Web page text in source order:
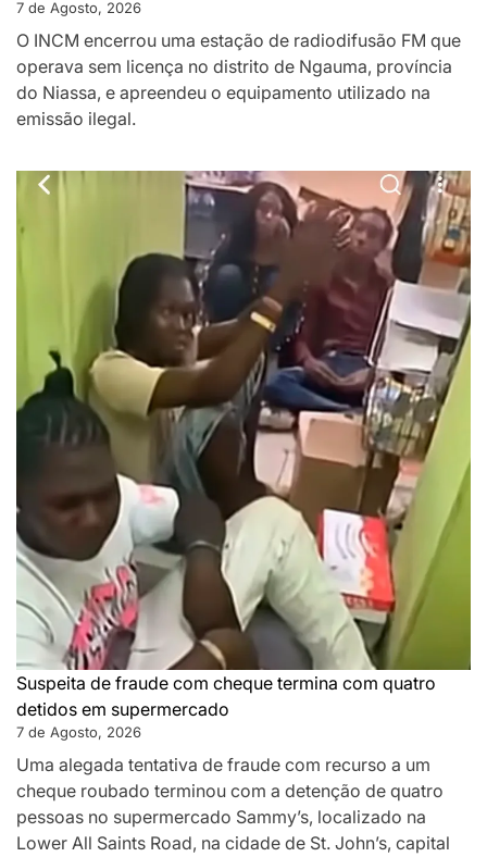
7 de Agosto, 2026
O INCM encerrou uma estação de radiodifusão FM que
operava sem licença no distrito de Ngauma, província
do Niassa, e apreendeu o equipamento utilizado na
emissão ilegal.
Suspeita de fraude com cheque termina com quatro
detidos em supermercado
7 de Agosto, 2026
Uma alegada tentativa de fraude com recurso a um
cheque roubado terminou com a detenção de quatro
pessoas no supermercado Sammy’s, localizado na
Lower All Saints Road, na cidade de St. John’s, capital